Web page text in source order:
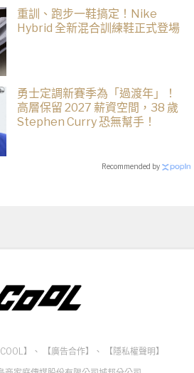
重訓、跑步一鞋搞定！Nike
Hybrid 全新混合訓練鞋正式登場
勇士定調新賽季為「過渡年」！
高層保留 2027 薪資空間，38 歲
Stephen Curry 恐無幫手！
Recommended by
】 、 【廣告合作】 、
【隱私權聲明】